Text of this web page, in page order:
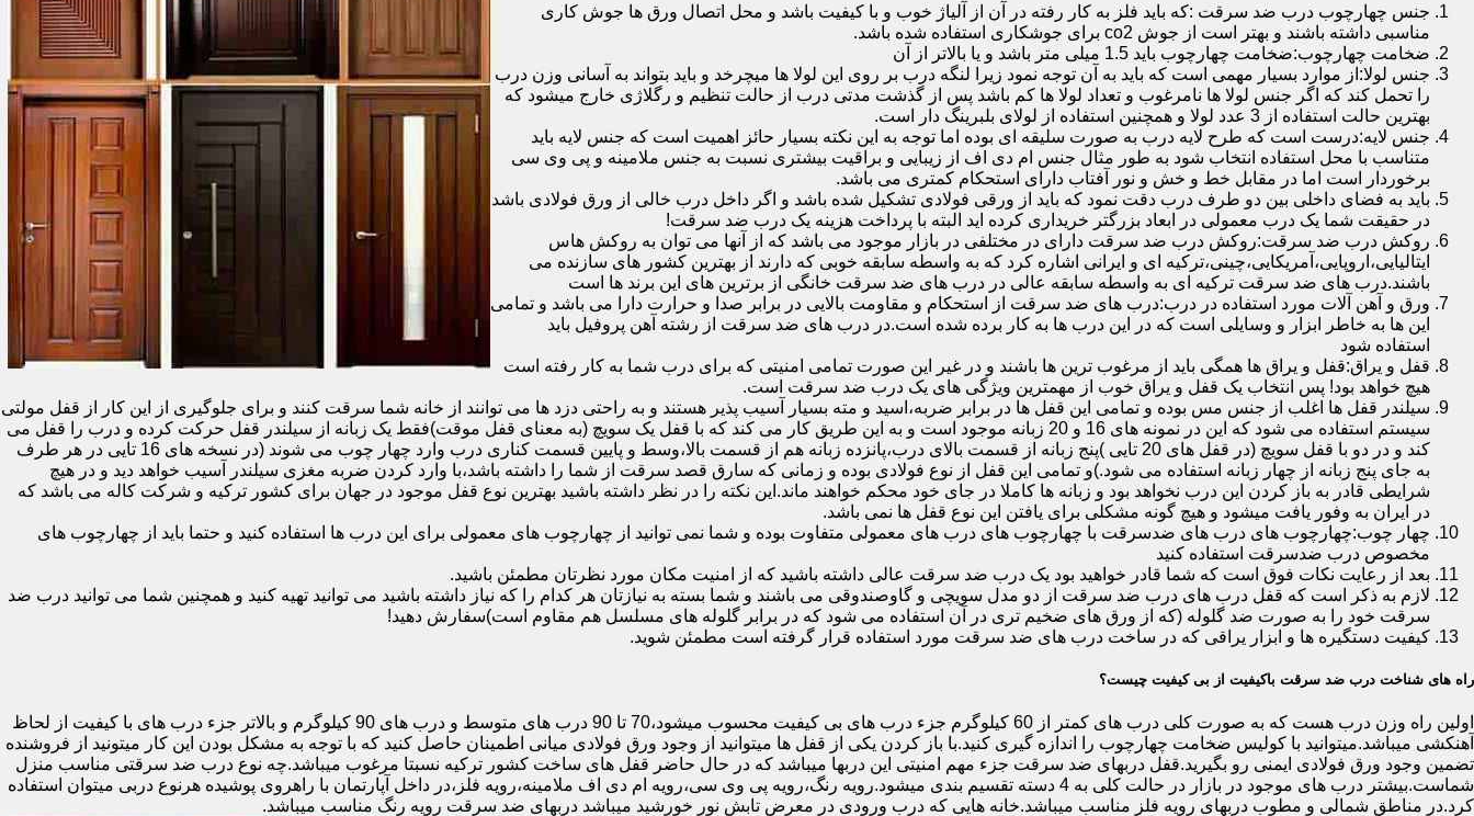
جنس چهارچوب درب ضد سرقت :که باید فلز به کار رفته در آن از آلیاژ خوب و با کیفیت باشد و محل اتصال ورق ها جوش کاری
مناسبی داشته باشند و بهتر است از جوش co2 برای جوشکاری استفاده شده باشد.
ضخامت چهارچوب:ضخامت چهارچوب باید 1.5 میلی متر باشد و یا بالاتر از آن
جنس لولا:از موارد بسیار مهمی است که باید به آن توجه نمود زیرا لنگه درب بر روی این لولا ها میچرخد و باید بتواند به آسانی وزن درب
را تحمل کند که اگر جنس لولا ها نامرغوب و تعداد لولا ها کم باشد پس از گذشت مدتی درب از حالت تنظیم و رگلاژی خارج میشود که
بهترین حالت استفاده از 3 عدد لولا و همچنین استفاده از لولای بلبرینگ دار است.
جنس لایه:درست است که طرح لایه درب به صورت سلیقه ای بوده اما توجه به این نکته بسیار حائز اهمیت است که جنس لایه باید
متناسب با محل استفاده انتخاب شود به طور مثال جنس ام دی اف از زیبایی و براقیت بیشتری نسبت به جنس ملامینه و پی وی سی
برخوردار است اما در مقابل خط و خش و نور آفتاب دارای استحکام کمتری می باشد.
باید به فضای داخلی بین دو طرف درب دقت نمود که باید از ورقی فولادی تشکیل شده باشد و اگر داخل درب خالی از ورق فولادی باشد
در حقیقت شما یک درب معمولی در ابعاد بزرگتر خریداری کرده اید البته با پرداخت هزینه یک درب ضد سرقت!
روکش درب ضد سرقت:روکش درب ضد سرقت دارای در مختلفی در بازار موجود می باشد که از آنها می توان به روکش هاس
ایتالیایی،اروپایی،آمریکایی،چینی،ترکیه ای و ایرانی اشاره کرد که به واسطه سابقه خوبی که دارند از بهترین کشور های سازنده می
باشند.درب های ضد سرقت ترکیه ای به واسطه سابقه عالی در درب های ضد سرقت خانگی از برترین های این برند ها است
ورق و آهن آلات مورد استفاده در درب:درب های ضد سرقت از استحکام و مقاومت بالایی در برابر صدا و حرارت دارا می باشد و تمامی
این ها به خاطر ابزار و وسایلی است که در این درب ها به کار برده شده است.در درب های ضد سرقت از رشته آهن پروفیل باید
استفاده شود
قفل و یراق:قفل و یراق ها همگی باید از مرغوب ترین ها باشند و در غیر این صورت تمامی امنیتی که برای درب شما به کار رفته است
هیچ خواهد بود! پس انتخاب یک قفل و یراق خوب از مهمترین ویژگی های یک درب ضد سرقت است.
سیلندر قفل ها اغلب از جنس مس بوده و تمامی این قفل ها در برابر ضربه،اسید و مته بسیار آسیب پذیر هستند و به راحتی دزد ها می توانند از خانه شما سرقت کنند و برای جلوگیری از این کار از قفل مولتی
سیستم استفاده می شود که این در نمونه های 16 و 20 زبانه موجود است و به این طریق کار می کند که با قفل یک سویچ (به معنای قفل موقت)فقط یک زبانه از سیلندر قفل حرکت کرده و درب را قفل می
کند و در دو با قفل سویچ (در قفل های 20 تایی )پنج زبانه از قسمت بالای درب،پانزده زبانه هم از قسمت بالا،وسط و پایین قسمت کناری درب وارد چهار چوب می شوند (در نسخه های 16 تایی در هر طرف
به جای پنج زبانه از چهار زبانه استفاده می شود.)و تمامی این قفل از نوع فولادی بوده و زمانی که سارق قصد سرقت از شما را داشته باشد،با وارد کردن ضربه مغزی سیلندر آسیب خواهد دید و در هیچ
شرایطی قادر به باز کردن این درب نخواهد بود و زبانه ها کاملا در جای خود محکم خواهند ماند.این نکته را در نظر داشته باشید بهترین نوع قفل موجود در جهان برای کشور ترکیه و شرکت کاله می باشد که
در ایران به وفور یافت میشود و هیچ گونه مشکلی برای یافتن این نوع قفل ها نمی باشد.
چهار چوب:چهارچوب های درب های ضدسرقت با چهارچوب های درب های معمولی متفاوت بوده و شما نمی توانید از چهارچوب های معمولی برای این درب ها استفاده کنید و حتما باید از چهارچوب های
مخصوص درب ضدسرقت استفاده کنید
بعد از رعایت نکات فوق است که شما قادر خواهید بود یک درب ضد سرقت عالی داشته باشید که از امنیت مکان مورد نظرتان مطمئن باشید.
لازم به ذکر است که قفل درب های درب ضد سرقت از دو مدل سویچی و گاوصندوقی می باشند و شما بسته به نیازتان هر کدام را که نیاز داشته باشید می توانید تهیه کنید و همچنین شما می توانید درب ضد
سرقت خود را به صورت ضد گلوله (که از ورق های ضخیم تری در آن استفاده می شود که در برابر گلوله های مسلسل هم مقاوم است)سفارش دهید!
کیفیت دستگیره ها و ابزار یراقی که در ساخت درب های ضد سرقت مورد استفاده قرار گرفته است مطمئن شوید.
راه های شناخت درب ضد سرقت باکیفیت از بی کیفیت چیست؟
اولین راه وزن درب هست که به صورت کلی درب های کمتر از 60 کیلوگرم جزء درب های بی کیفیت محسوب میشود،70 تا 90 درب های متوسط و درب های 90 کیلوگرم و بالاتر جزء درب های با کیفیت از لحاظ
آهنکشی میباشد.میتوانید با کولیس ضخامت چهارچوب را اندازه گیری کنید.با باز کردن یکی از قفل ها میتوانید از وجود ورق فولادی میانی اطمینان حاصل کنید که با توجه به مشکل بودن این کار میتونید از فروشنده
تضمین وجود ورق فولادی ایمنی رو بگیرید.قفل دربهای ضد سرقت جزء مهم امنیتی این دربها میباشد که در حال حاضر قفل های ساخت کشور ترکیه نسبتا مرغوب میباشد.چه نوع درب ضد سرقتی مناسب منزل
شماست.بیشتر درب های موجود در بازار در حالت کلی به 4 دسته تقسیم بندی میشود.رویه رنگ،رویه پی وی سی،رویه ام دی اف ملامینه،رویه فلز،در داخل آپارتمان با راهروی پوشیده هرنوع دربی میتوان استفاده
کرد.در مناطق شمالی و مطوب دربهای رویه فلز مناسب میباشد.خانه هایی که درب ورودی در معرض تابش نور خورشید میباشد دربهای ضد سرقت رویه رنگ مناسب میباشد.